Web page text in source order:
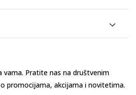
vama. Pratite nas na društvenim
promocijama, akcijama i novitetima.